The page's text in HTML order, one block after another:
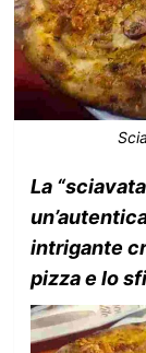
La
intrigante
pizza e lo